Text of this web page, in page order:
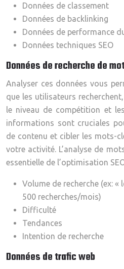
Données de classement
Données de backlinking
Données de performance
Données techniques SEO
Données de recherche de
Analyser ces données vous
que les utilisateurs
le niveau de compétition et
informations sont cruciales
de contenu et cibler les mots-
votre activité. L’analyse de
essentielle de l’optimisation
Volume de recherche (ex:
500 recherches/mois)
Difficulté
Tendances
Intention de recherche
Données de trafic web